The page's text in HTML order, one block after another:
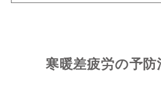
寒暖差疲労の予防